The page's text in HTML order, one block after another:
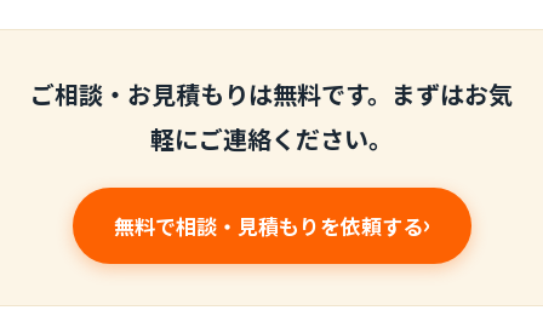
ご相談・お見積もりは無料です。まずはお気
軽にご連絡ください。
無料で相談・見積もりを依頼する